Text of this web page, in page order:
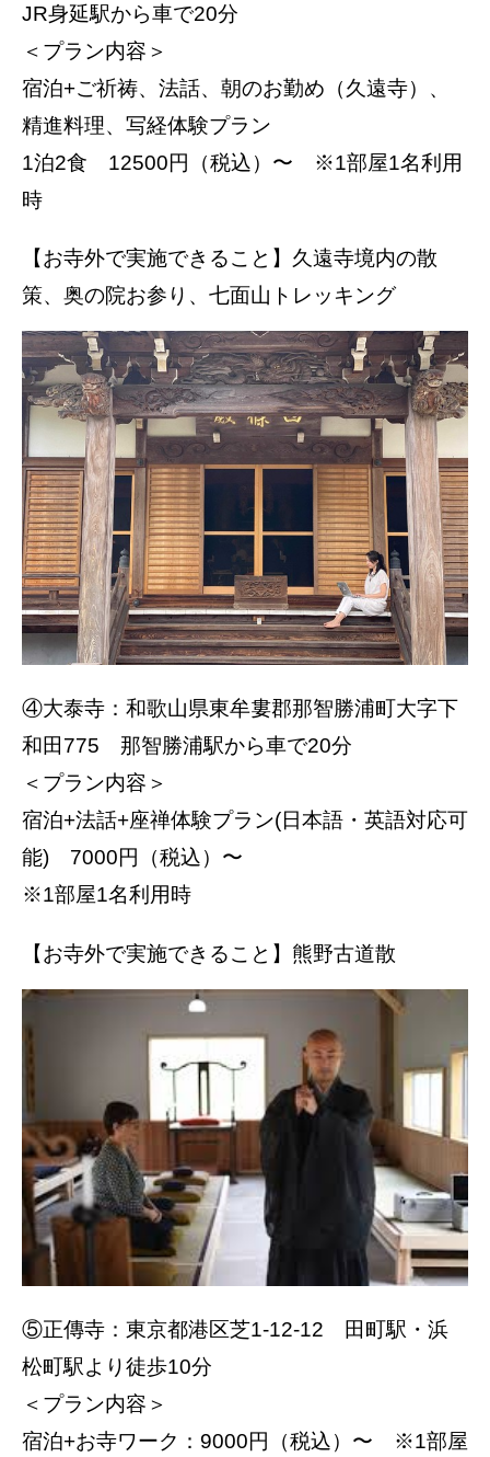
JR身延駅から車で20分
＜プラン内容＞
宿泊+ご祈祷、法話、朝のお勤め（久遠寺）、
精進料理、写経体験プラン
1泊2食 12500円（税込）〜 ※1部屋1名利用
時
【お寺外で実施できること】久遠寺境内の散
策、奥の院お参り、七面山トレッキング
④大泰寺：和歌山県東牟婁郡那智勝浦町大字下
和田775 那智勝浦駅から車で20分
＜プラン内容＞
宿泊+法話+座禅体験プラン(日本語・英語対応可
能) 7000円（税込）〜
※1部屋1名利用時
【お寺外で実施できること】熊野古道散
⑤正傳寺：東京都港区芝1-12-12 田町駅・浜
松町駅より徒歩10分
＜プラン内容＞
宿泊+お寺ワーク：9000円（税込）〜 ※1部屋